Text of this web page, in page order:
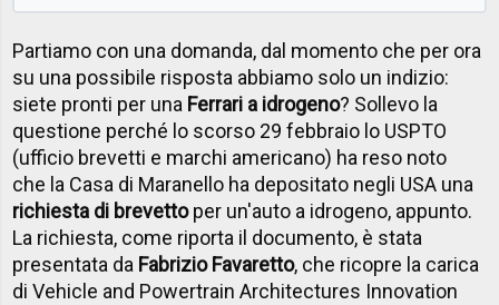
Partiamo con una domanda, dal momento che per ora
su una possibile risposta abbiamo solo un indizio:
siete pronti per una Ferrari a idrogeno? Sollevo la
questione perché lo scorso 29 febbraio lo USPTO
(ufficio brevetti e marchi americano) ha reso noto
che la Casa di Maranello ha depositato negli USA una
richiesta di brevettoper un'auto a idrogeno, appunto.
La richiesta, come riporta il documento, è stata
presentata da Fabrizio Favaretto, che ricopre la carica
di Vehicle and Powertrain Architectures Innovation